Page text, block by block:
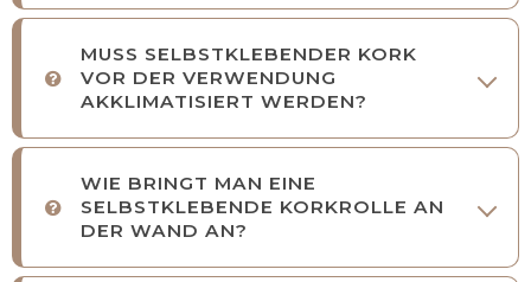
MUSS SELBSTKLEBENDER KORK
VOR DER VERWENDUNG
AKKLIMATISIERT WERDEN?
WIE BRINGT MAN EINE
SELBSTKLEBENDE KORKROLLE AN
DER WAND AN?